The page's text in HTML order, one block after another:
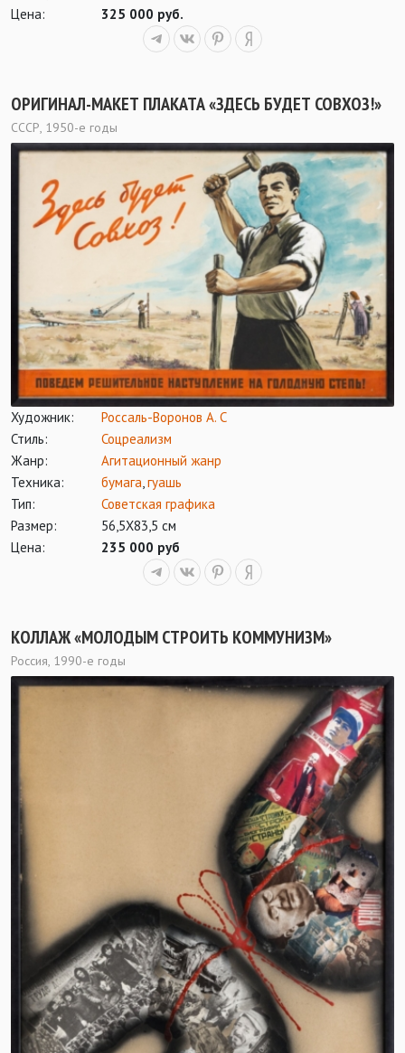
Цена:
325 000 руб.
ОРИГИНАЛ-МАКЕТ ПЛАКАТА «ЗДЕСЬ БУДЕТ СОВХОЗ!»
СССР, 1950-е годы
Художник:
Россаль-Воронов А. С
Стиль:
Соцреализм
Жанр:
Агитационный жанр
Техника:
бумага,гуашь
Тип:
Советская графика
Размер:
56,5Х83,5 см
Цена:
235 000 руб
КОЛЛАЖ «МОЛОДЫМ СТРОИТЬ КОММУНИЗМ»
Россия, 1990-е годы